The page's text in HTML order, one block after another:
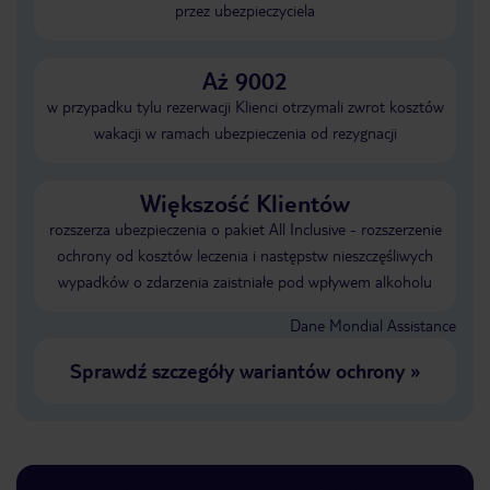
przez ubezpieczyciela
Aż 9002
w przypadku tylu rezerwacji Klienci otrzymali zwrot kosztów
wakacji w ramach ubezpieczenia od rezygnacji
Większość Klientów
rozszerza ubezpieczenia o pakiet All Inclusive - rozszerzenie
ochrony od kosztów leczenia i następstw nieszczęśliwych
wypadków o zdarzenia zaistniałe pod wpływem alkoholu
Dane Mondial Assistance
Sprawdź szczegóły wariantów ochrony»